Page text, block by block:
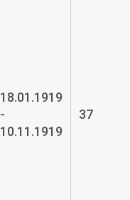
18.01.1919
-
10.11.1919
37